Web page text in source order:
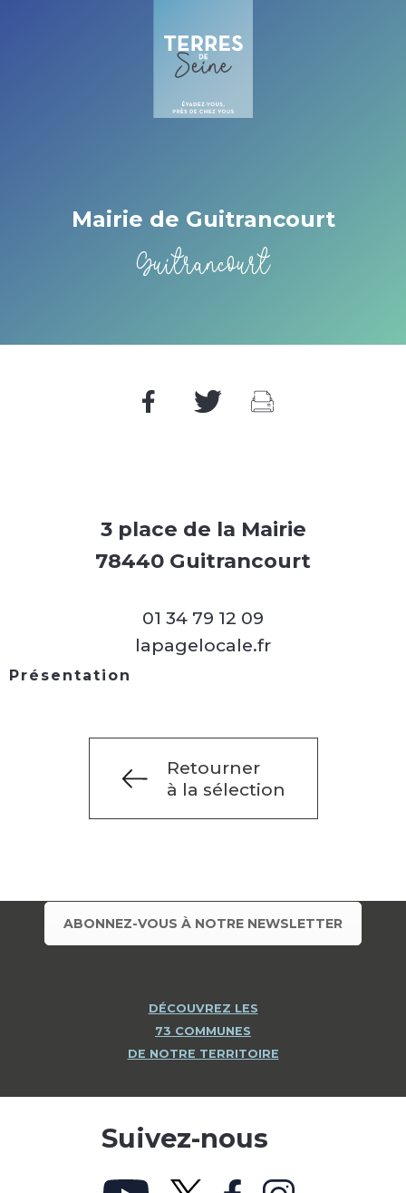
Mairie de Guitrancourt
Guitrancourt
3 place de la Mairie
78440 Guitrancourt
01 34 79 12 09
lapagelocale.fr
Présentation
Retourner
à la sélection
ABONNEZ-VOUS À NOTRE NEWSLETTER
DÉCOUVREZ LES
73 COMMUNES
DE NOTRE TERRITOIRE
Suivez-nous